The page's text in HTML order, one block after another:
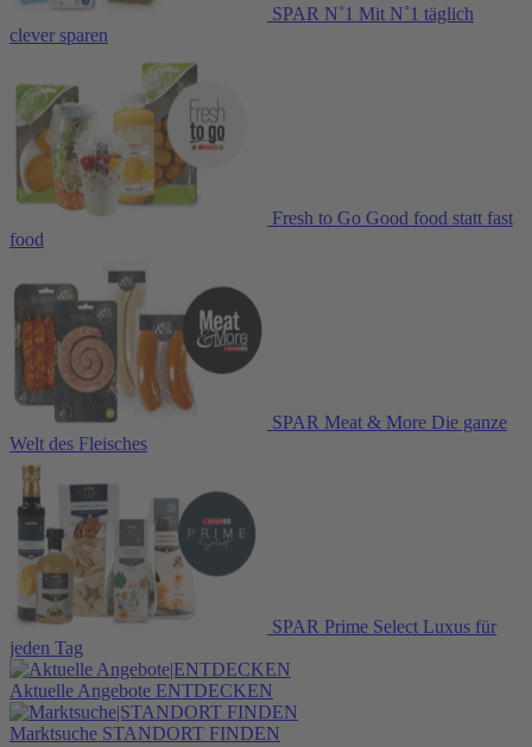
SPAR N˚1 Mit N˚1 täglich
clever sparen
Fresh to Go Good food statt fast
food
SPAR Meat & More Die ganze
Welt des Fleisches
SPAR Prime Select Luxus für
jeden Tag
Aktuelle Angebote ENTDECKEN
Marktsuche STANDORT FINDEN